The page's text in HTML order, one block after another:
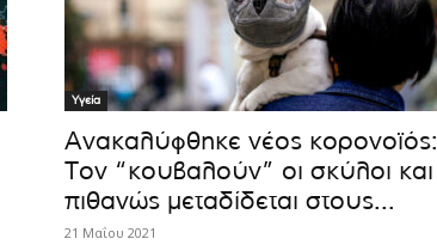
Υγεία
Ανακαλύφθηκε νέος κορονοϊός:
Τον “κουβαλούν” οι σκύλοι και
πιθανώς μεταδίδεται στους...
21 Μαΐου 2021